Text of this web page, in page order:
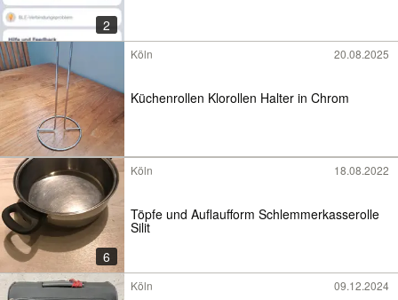
2
Köln 20.08.2025
Küchenrollen Klorollen Halter in Chrom
6
Köln 18.08.2022
Töpfe und Auflaufform Schlemmerkasserolle
Silit
Köln 09.12.2024